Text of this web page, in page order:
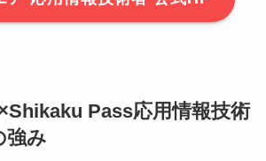
Pass応用情報技術
強み